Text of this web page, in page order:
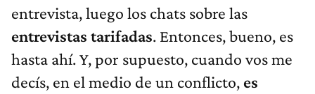
entrevista, luego los chats sobre las
entrevistas tarifadas. Entonces, bueno, es
hasta ahí. Y, por supuesto, cuando vos me
decís, en el medio de un conflicto, es